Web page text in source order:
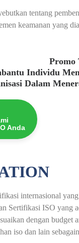
tentang
keamanan yang
Promo
Individu
Dalam
Anda
internasional
Sertifikasi ISO yang
dengan
iso dan lain